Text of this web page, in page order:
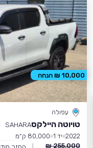
עפולה
טויוטה היילקסSAHARA
2022 יד 1
80,000 ק״מ
255,000 ₪
10,000 ₪ הנחה